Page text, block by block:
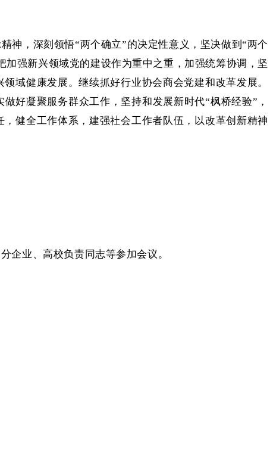
神，深刻领悟“两个确立”的决定性意义，坚决做到“两个
强新兴领域党的建设作为重中之重，加强统筹协调，坚
域健康发展。继续抓好行业协会商会党建和改革发展。
好凝聚服务群众工作，坚持和发展新时代“枫桥经验”，
健全工作体系，建强社会工作者队伍，以改革创新精神
企业、高校负责同志等参加会议。